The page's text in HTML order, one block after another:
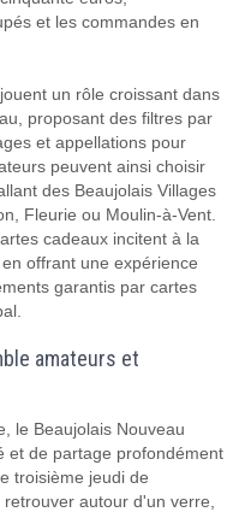
et les commandes en
un rôle croissant dans
proposant des filtres par
et appellations pour
peuvent ainsi choisir
des Beaujolais Villages
Fleurie ou Moulin-à-Vent.
cadeaux incitent à la
offrant une expérience
garantis par cartes
amateurs et
le Beaujolais Nouveau
et de partage profondément
troisième jeudi de
autour d'un verre,